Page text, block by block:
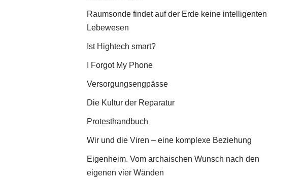
Raumsonde findet auf der Erde keine intelligenten
Lebewesen
Ist Hightech smart?
I Forgot My Phone
Versorgungsengpässe
Die Kultur der Reparatur
Protesthandbuch
Wir und die Viren – eine komplexe Beziehung
Eigenheim. Vom archaischen Wunsch nach den
eigenen vier Wänden